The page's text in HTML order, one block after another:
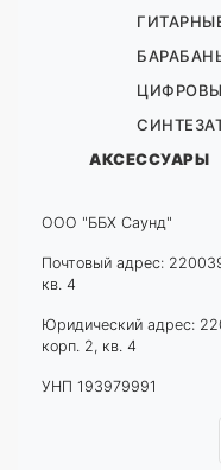
АКСЕССУАРЫ
ООО "ББХ Саунд"
Почтовый адрес:
кв. 4
Юридический адрес:
корп. 2, кв. 4
УНП 193979991